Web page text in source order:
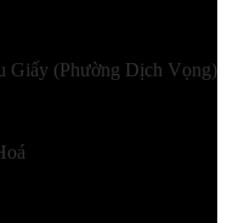
Giấy (Phường Dịch Vọng)